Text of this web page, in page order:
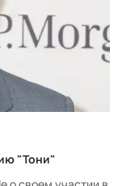
"Тони"